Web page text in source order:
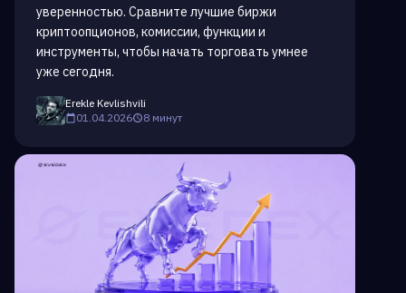
уверенностью. Сравните лучшие биржи
криптоопционов, комиссии, функции и
инструменты, чтобы начать торговать умнее
уже сегодня.
Erekle Kevlishvili
01.04.2026
8 минут